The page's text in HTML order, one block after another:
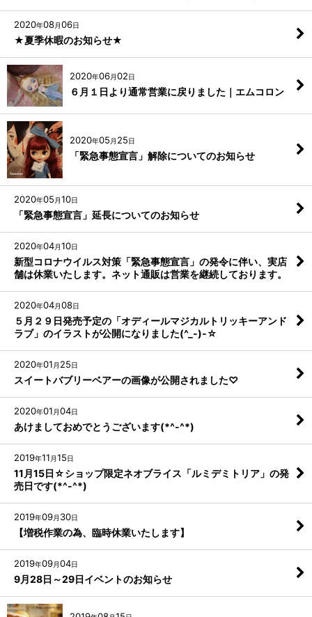
2020年08月06日
★夏季休暇のお知らせ★
2020年06月02日
６月１日より通常営業に戻りました｜エムコロン
2020年05 月 25日
「緊急事態宣言」解除についてのお知らせ
2020年05 月10日
「緊急事態宣言」延長についてのお知らせ
2020年04月10日
新型コロナウイルス対策「緊急事態宣言」の発令に伴い、実店
舗は休業いたします。ネット通販は営業を継続しております。
2020年04月08日
５月２９日発売予定の「オディールマジカルトリッキーアンド
ラブ」のイラストが公開になりました(^_-)-☆
2020年01 月 25日
スイートバブリーベアーの画像が公開されました♡
2020年01 月04日
あけましておめでとうございます(*^-^*)
2019年11 月15日
11月15日☆ショップ限定ネオブライス「ルミデミトリア」の発
売日です(*^-^*)
2019年09月 30日
【増税作業の為、臨時休業いたします】
2019年09月04日
9月28日～29日イベントのお知らせ